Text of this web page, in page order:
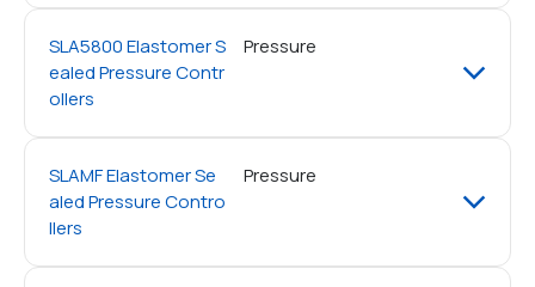
SLA5800 Elastomer S
ealed Pressure Contr
ollers
Pressure
SLAMF Elastomer Se
aled Pressure Contro
llers
Pressure